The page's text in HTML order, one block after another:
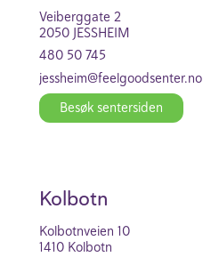
Veiber­g­gate 2
2050 JESS­HEIM
480 50 745
jess­heim@feel­good­se­nter.no
Besøk senter­siden
Kolbotn
Kolbotn­veien 10
1410 Kolbotn